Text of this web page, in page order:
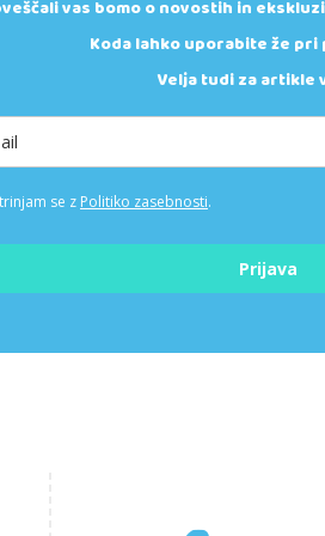
vas bomo o novostih in
Koda lahko uporabite že
Velja tudi za artikle
se z Politiko zasebnosti.
Prijava